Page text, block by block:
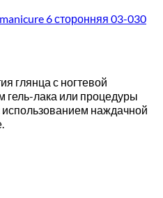
6 сторонняя 03-030
глянца с ногтевой
гель-лака или процедуры
наждачной